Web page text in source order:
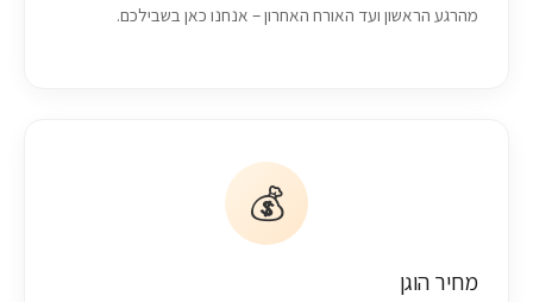
מהרגע הראשון ועד האורח האחרון – אנחנו כאן בשבילכם.
💰
מחיר הוגן